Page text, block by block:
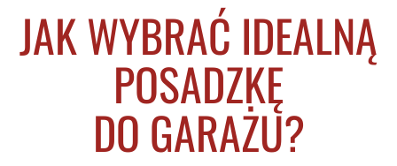
JAK WYBRAĆ IDEALNĄ
POSADZKĘ
DO GARAŻU?